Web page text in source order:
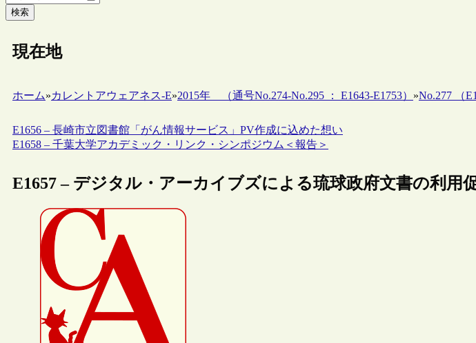
検索
現在地
ホーム»カレントアウェアネス-E»2015年 （通号No.274-No.295 ： E1643-E1753） »No.277 （
E1656 – 長崎市立図書館「がん情報サービス」PV作成に込めた想い
E1658 – 千葉大学アカデミック・リンク・シンポジウム＜報告＞
E1657 – デジタル・アーカイブズによる琉球政府文書の利用